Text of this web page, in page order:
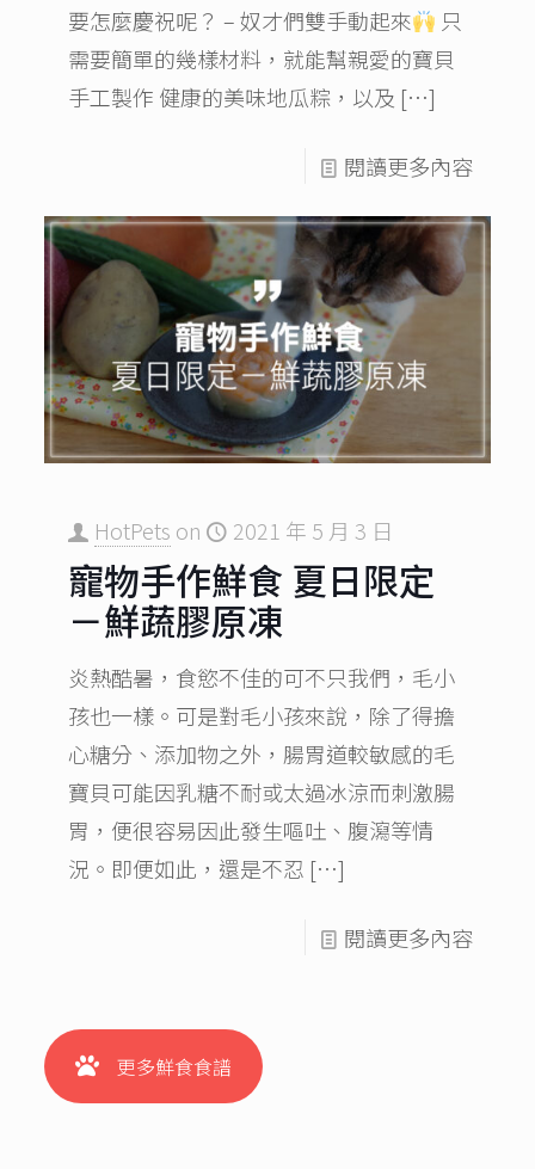
要怎麼慶祝呢？ – 奴才們雙手動起來
只
需要簡單的幾樣材料，就能幫親愛的寶貝
手工製作 健康的美味地瓜粽，以及 […]
閱讀更多內容
HotPets on 2021 年 5 月 3 日
寵物手作鮮食 夏日限定
－鮮蔬膠原凍
炎熱酷暑，食慾不佳的可不只我們，毛小
孩也一樣。可是對毛小孩來說，除了得擔
心糖分、添加物之外，腸胃道較敏感的毛
寶貝可能因乳糖不耐或太過冰涼而刺激腸
胃，便很容易因此發生嘔吐、腹瀉等情
況。即便如此，還是不忍 […]
閱讀更多內容
更多鮮食食譜